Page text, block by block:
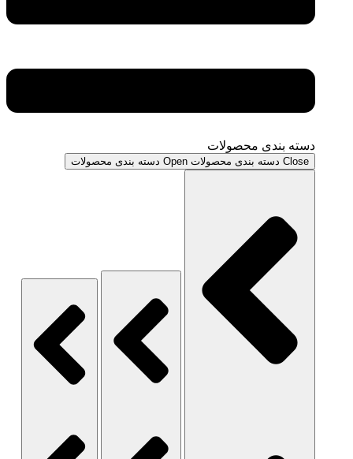
دسته بندی محصولات
Close دسته بندی محصولات Open دسته بندی محصولات